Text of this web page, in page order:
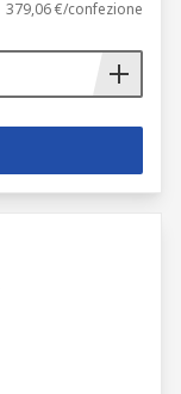
379,06 €/confezione